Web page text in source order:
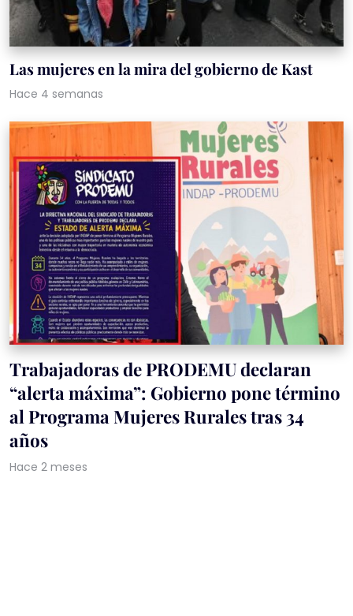
Las mujeres en la mira del gobierno de Kast
Hace 4 semanas
Trabajadoras de PRODEMU declaran
“alerta máxima”: Gobierno pone término
al Programa Mujeres Rurales tras 34
años
Hace 2 meses